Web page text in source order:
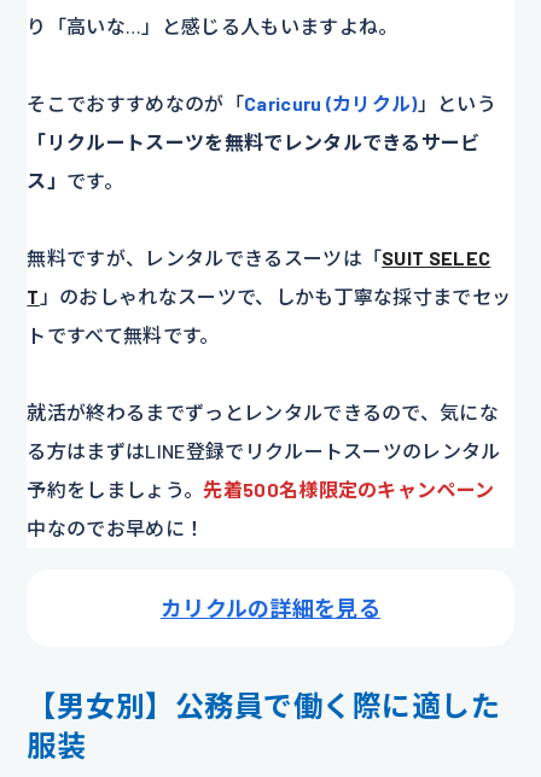
り「高いな…」と感じる人もいますよね。
そこでおすすめなのが「Caricuru (カリクル)」という
「リクルートスーツを無料でレンタルできるサービ
ス」 です。
無料ですが、レンタルできるスーツは「SUIT SELEC
T 」のおしゃれなスーツで、しかも丁寧な採寸までセッ
トですべて無料です。
就活が終わるまでずっとレンタルできるので、気にな
る方はまずはLINE登録でリクルートスーツのレンタル
予約をしましょう。 先着500名様限定のキャンペーン
中なのでお早めに！
カリクルの詳細を見る
【男女別】公務員で働く際に適した
服装